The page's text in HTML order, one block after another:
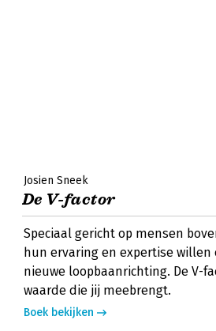
Josien Sneek
De V-factor
Speciaal gericht op mensen
hun ervaring en expertise
nieuwe loopbaanrichting. De V-
waarde die jij meebrengt.
Boek bekijken